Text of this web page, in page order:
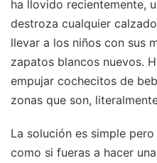
ha llovido recientemente,
destroza cualquier
llevar a los niños con sus
zapatos blancos nuevos.
empujar cochecitos de
zonas que son,
La solución es simple
como si fueras a hacer